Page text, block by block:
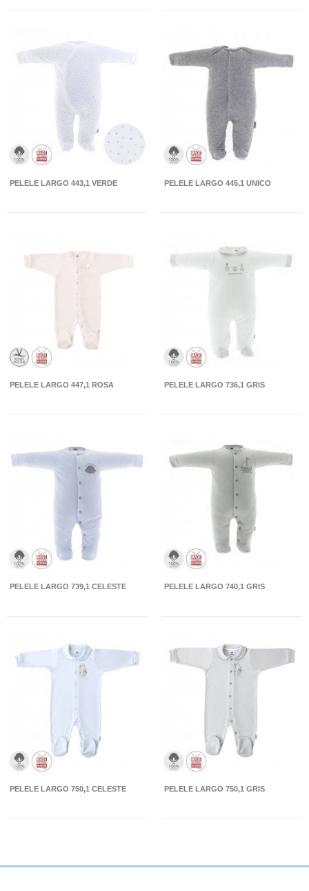
PELELE LARGO 443,1 VERDE PELELE LARGO 445,1 UNICO
PELELE LARGO 447,1 ROSA PELELE LARGO 736,1 GRIS
PELELE LARGO 739,1 CELESTE PELELE LARGO 740,1 GRIS
PELELE LARGO 750,1 CELESTE PELELE LARGO 750,1 GRIS